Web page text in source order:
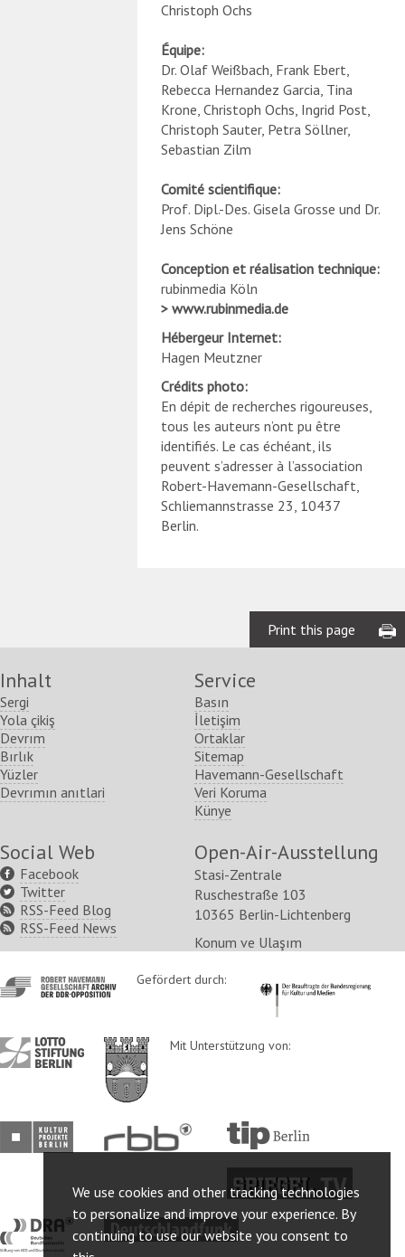
We use cookies and other tracking technologies
to personalize and improve your experience. By
continuing to use our website you consent to
Christoph Ochs
Équipe:
Dr. Olaf Weißbach, Frank Ebert,
Rebecca Hernandez Garcia, Tina
Krone, Christoph Ochs, Ingrid Post,
Christoph Sauter, Petra Söllner,
Sebastian Zilm
Comité scientifique:
Prof. Dipl.-Des. Gisela Grosse und Dr.
Jens Schöne
Conception et réalisation technique:
rubinmedia Köln
www.rubinmedia.de
Hébergeur Internet:
Hagen Meutzner
Crédits photo:
En dépit de recherches rigoureuses,
tous les auteurs n’ont pu être
identifiés. Le cas échéant, ils
peuvent s’adresser à l’association
Robert-Havemann-Gesellschaft,
Schliemannstrasse 23, 10437
Berlin.
Print this page
Inhalt
Sergi
Yola çikiş
Devrım
Bırlık
Yüzler
Devrımın anıtlari
Service
Basın
İletişim
Ortaklar
Sitemap
Havemann-Gesellschaft
Veri Koruma
Künye
Social Web
Facebook
Twitter
RSS-Feed Blog
RSS-Feed News
Open-Air-Ausstellung
Stasi-Zentrale
Ruschestraße 103
10365 Berlin-Lichtenberg
Konum ve Ulaşım
http://www.havemann-
gesellschaft.de/
Gefördert durch: http://
http://www.lotto-
stiftung-
http://www.berlin.de/ba-
lichtenberg/
Mit Unterstützung von:
http://www.kulturprojekte-
berlin.de/
http://www.rbb-
online.de/
http://www.tip-
berlin.de/
http://www.spiegel.tv/
http://www.dra.de/http://www.deutschlandfunk.de/